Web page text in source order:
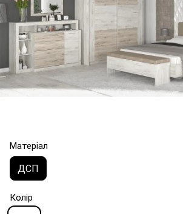
Матеріал
ДСП
Колір